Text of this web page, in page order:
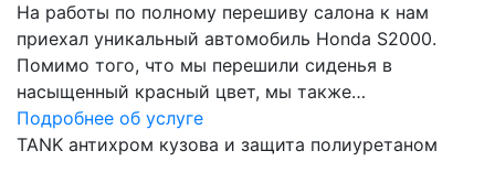
На работы по полному перешиву салона к нам
приехал уникальный автомобиль Honda S2000.
Помимо того, что мы перешили сиденья в
насыщенный красный цвет, мы также…
Подробнее об услуге
TANK антихром кузова и защита полиуретаном